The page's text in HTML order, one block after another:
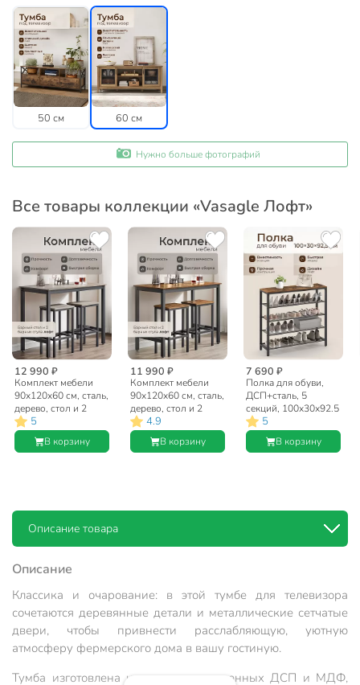
50 см 60 см
Нужно больше фотографий
Все товары коллекции «Vasagle Лофт»
12 990 ₽
Комплект мебели
90х120х60 см, сталь,
дерево, стол и 2
барных стула
40х30х65 см,
нагрузка на стул до
5
В корзину
11 990 ₽
Комплект мебели
90х120х60 см, сталь,
дерево, стол и 2
барных стула
40х30х65 см,
нагрузка на стул до
4.9
В корзину
7 690 ₽
Полка для обуви,
ДСП+сталь, 5
секций, 100х30х92.5
см, с сетчатыми
полками,
коричневый, черная,
5
В корзину
Описание товара
Описание
Классика и очарование: в этой тумбе для телевизора
сочетаются деревянные детали и металлические сетчатые
двери, чтобы привнести расслабляющую, уютную
атмосферу фермерского дома в вашу гостиную.
Тумба изготовлена из высококачественных ДСП и МДФ,